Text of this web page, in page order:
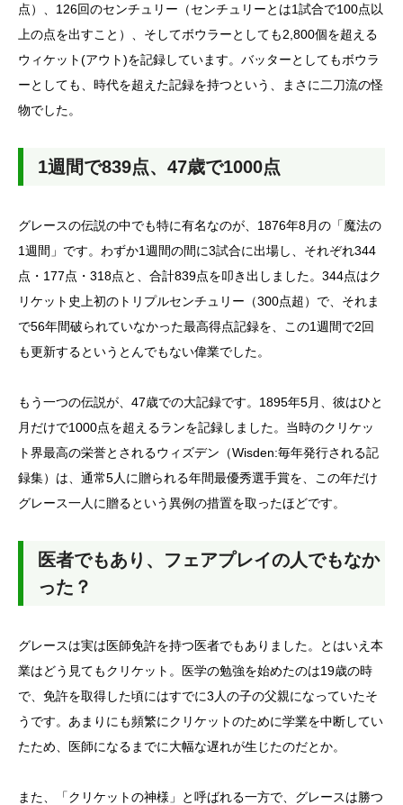
点）、126回のセンチュリー（センチュリーとは1試合で100点以
上の点を出すこと）、そしてボウラーとしても2,800個を超える
ウィケット(アウト)を記録しています。バッターとしてもボウラ
ーとしても、時代を超えた記録を持つという、まさに二刀流の怪
物でした。
1週間で839点、47歳で1000点
グレースの伝説の中でも特に有名なのが、1876年8月の「魔法の
1週間」です。わずか1週間の間に3試合に出場し、それぞれ344
点・177点・318点と、合計839点を叩き出しました。344点はク
リケット史上初のトリプルセンチュリー（300点超）で、それま
で56年間破られていなかった最高得点記録を、この1週間で2回
も更新するというとんでもない偉業でした。
もう一つの伝説が、47歳での大記録です。1895年5月、彼はひと
月だけで1000点を超えるランを記録しました。当時のクリケッ
ト界最高の栄誉とされるウィズデン（Wisden:毎年発行される記
録集）は、通常5人に贈られる年間最優秀選手賞を、この年だけ
グレース一人に贈るという異例の措置を取ったほどです。
医者でもあり、フェアプレイの人でもなか
った？
グレースは実は医師免許を持つ医者でもありました。とはいえ本
業はどう見てもクリケット。医学の勉強を始めたのは19歳の時
で、免許を取得した頃にはすでに3人の子の父親になっていたそ
うです。あまりにも頻繁にクリケットのために学業を中断してい
たため、医師になるまでに大幅な遅れが生じたのだとか。
また、「クリケットの神様」と呼ばれる一方で、グレースは勝つ